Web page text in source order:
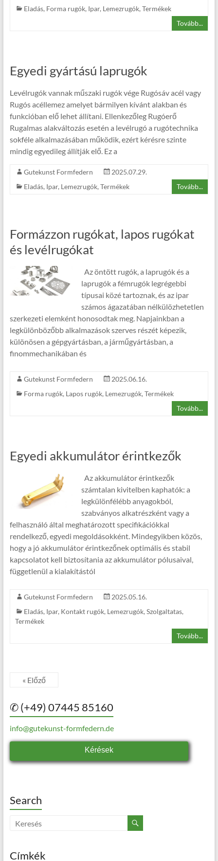
Eladás, Forma rugók, Ipar, Lemezrugók, Termékek
Tovább...
Egyedi gyártású laprugók
Levélrugók vannak műszaki rugók vége Rugósáv acél vagy
Rugós acéllemez amelyet bármilyen kívánt alakban és
funkcióban elő lehet állítani. Ellenkezőleg Rugóerő
Rugalmas alakváltozás esetén a levélrugó a rugótechnika
sokféle alkalmazásában működik, ezért kérésre szinte
mindig egyedileg állítják elő. Ez a
Gutekunst Formfedern
2025.07.29.
Eladás, Ipar, Lemezrugók, Termékek Tovább...
Formázzon rugókat, lapos rugókat
és levélrugókat
Az öntött rugók, a laprugók és a
laprugók a fémrugók legrégebbi
típusai közé tartoznak, és az ipar
számos ágazatában nélkülözhetetlen
szerkezeti elemként honosodtak meg. Napjainkban a
legkülönbözőbb alkalmazások szerves részét képezik,
különösen a gépgyártásban, a járműgyártásban, a
finommechanikában és
Gutekunst Formfedern
2025.06.16.
Forma rugók, Lapos rugók, Lemezrugók, Termékek
Tovább...
Egyedi akkumulátor érintkezők
Az akkumulátor érintkezők
számtalan kivitelben kaphatók: a
legkülönfélébb anyagokból,
szabványos alkatrészként vagy a
felhasználó által meghatározott specifikációkkal
rendelkező, egyedi megoldásokként. Mindegyikben közös,
hogy a jó akkumulátor érintkezőnek optimális és stabil
kapcsolatot kell biztosítania az akkumulátor pólusaival,
függetlenül a kialakítástól
Gutekunst Formfedern
2025.05.16.
Eladás, Ipar, Kontakt rugók, Lemezrugók, Szolgaltatas,
Termékek
Tovább...
« Előző
✆ (+49) 07445 85160
info@gutekunst-formfedern.de
Kérések
Search
Címkék